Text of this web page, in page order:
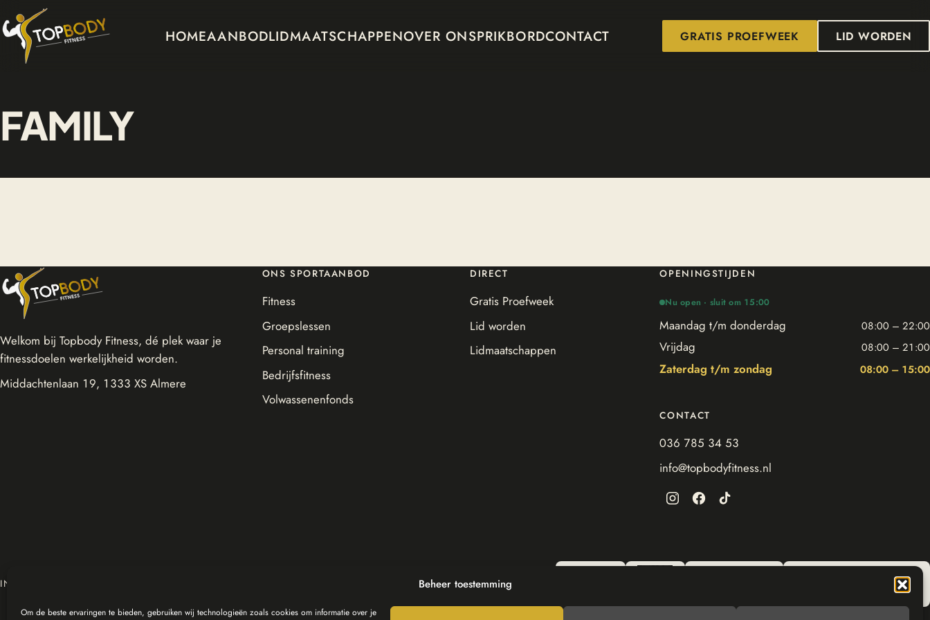
Beheer toestemming
Om de beste ervaringen te bieden, gebruiken wij technologieën zoals cookies om informatie over je
HOMEAANBODLIDMAATSCHAPPENOVER ONSPRIKBORDCONTACT GRATIS PROEFWEEK LID WORDEN
FAMILY
Welkom bij Topbody Fitness, dé plek waar je
fitnessdoelen werkelijkheid worden.
Middachtenlaan 19, 1333 XS Almere
ONS SPORTAANBOD
Fitness
Groepslessen
Personal training
Bedrijfsfitness
Volwassenenfonds
DIRECT
Gratis Proefweek
Lid worden
Lidmaatschappen
OPENINGSTIJDEN
Nu open · sluit om 15:00
Maandag t/m donderdag 08:00 – 22:00
Vrijdag 08:00 – 21:00
Zaterdag t/m zondag 08:00 – 15:00
CONTACT
036 785 34 53
info@topbodyfitness.nl
IN SAMENWERKING MET